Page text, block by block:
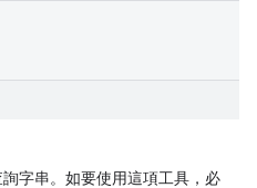
字串。如要使用這項工具，必